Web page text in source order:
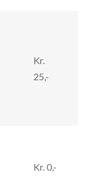
Kr.
25,-
Kr. 0,-